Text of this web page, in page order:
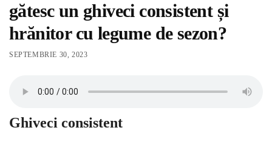
gătesc un ghiveci consistent și
hrănitor cu legume de sezon?
SEPTEMBRIE 30, 2023
Ghiveci consistent